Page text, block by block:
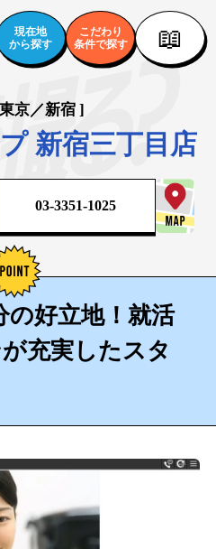
現在地
から探す
こだわり
条件で探す
📖
京／新宿 ]
新宿三丁目店
03-3351-1025
の好立地！就活
充実したスタ